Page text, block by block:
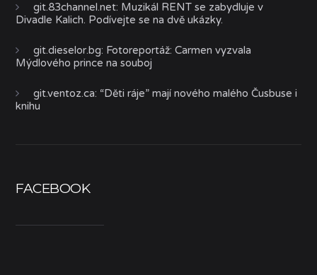
git.83channel.net: Muzikál RENT se zabydluje v
Divadle Kalich. Podívejte se na dvě ukázky.
git.dieselor.bg: Fotoreportáž: Carmen vyzvala
Mýdlového prince na souboj
git.ventoz.ca: “Děti ráje” mají nového malého Čusbuse i
knihu
FACEBOOK